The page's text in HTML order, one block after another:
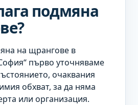
подмяна
на щрангове в
първо уточняваме
очаквания
обхват, за да няма
или организация.